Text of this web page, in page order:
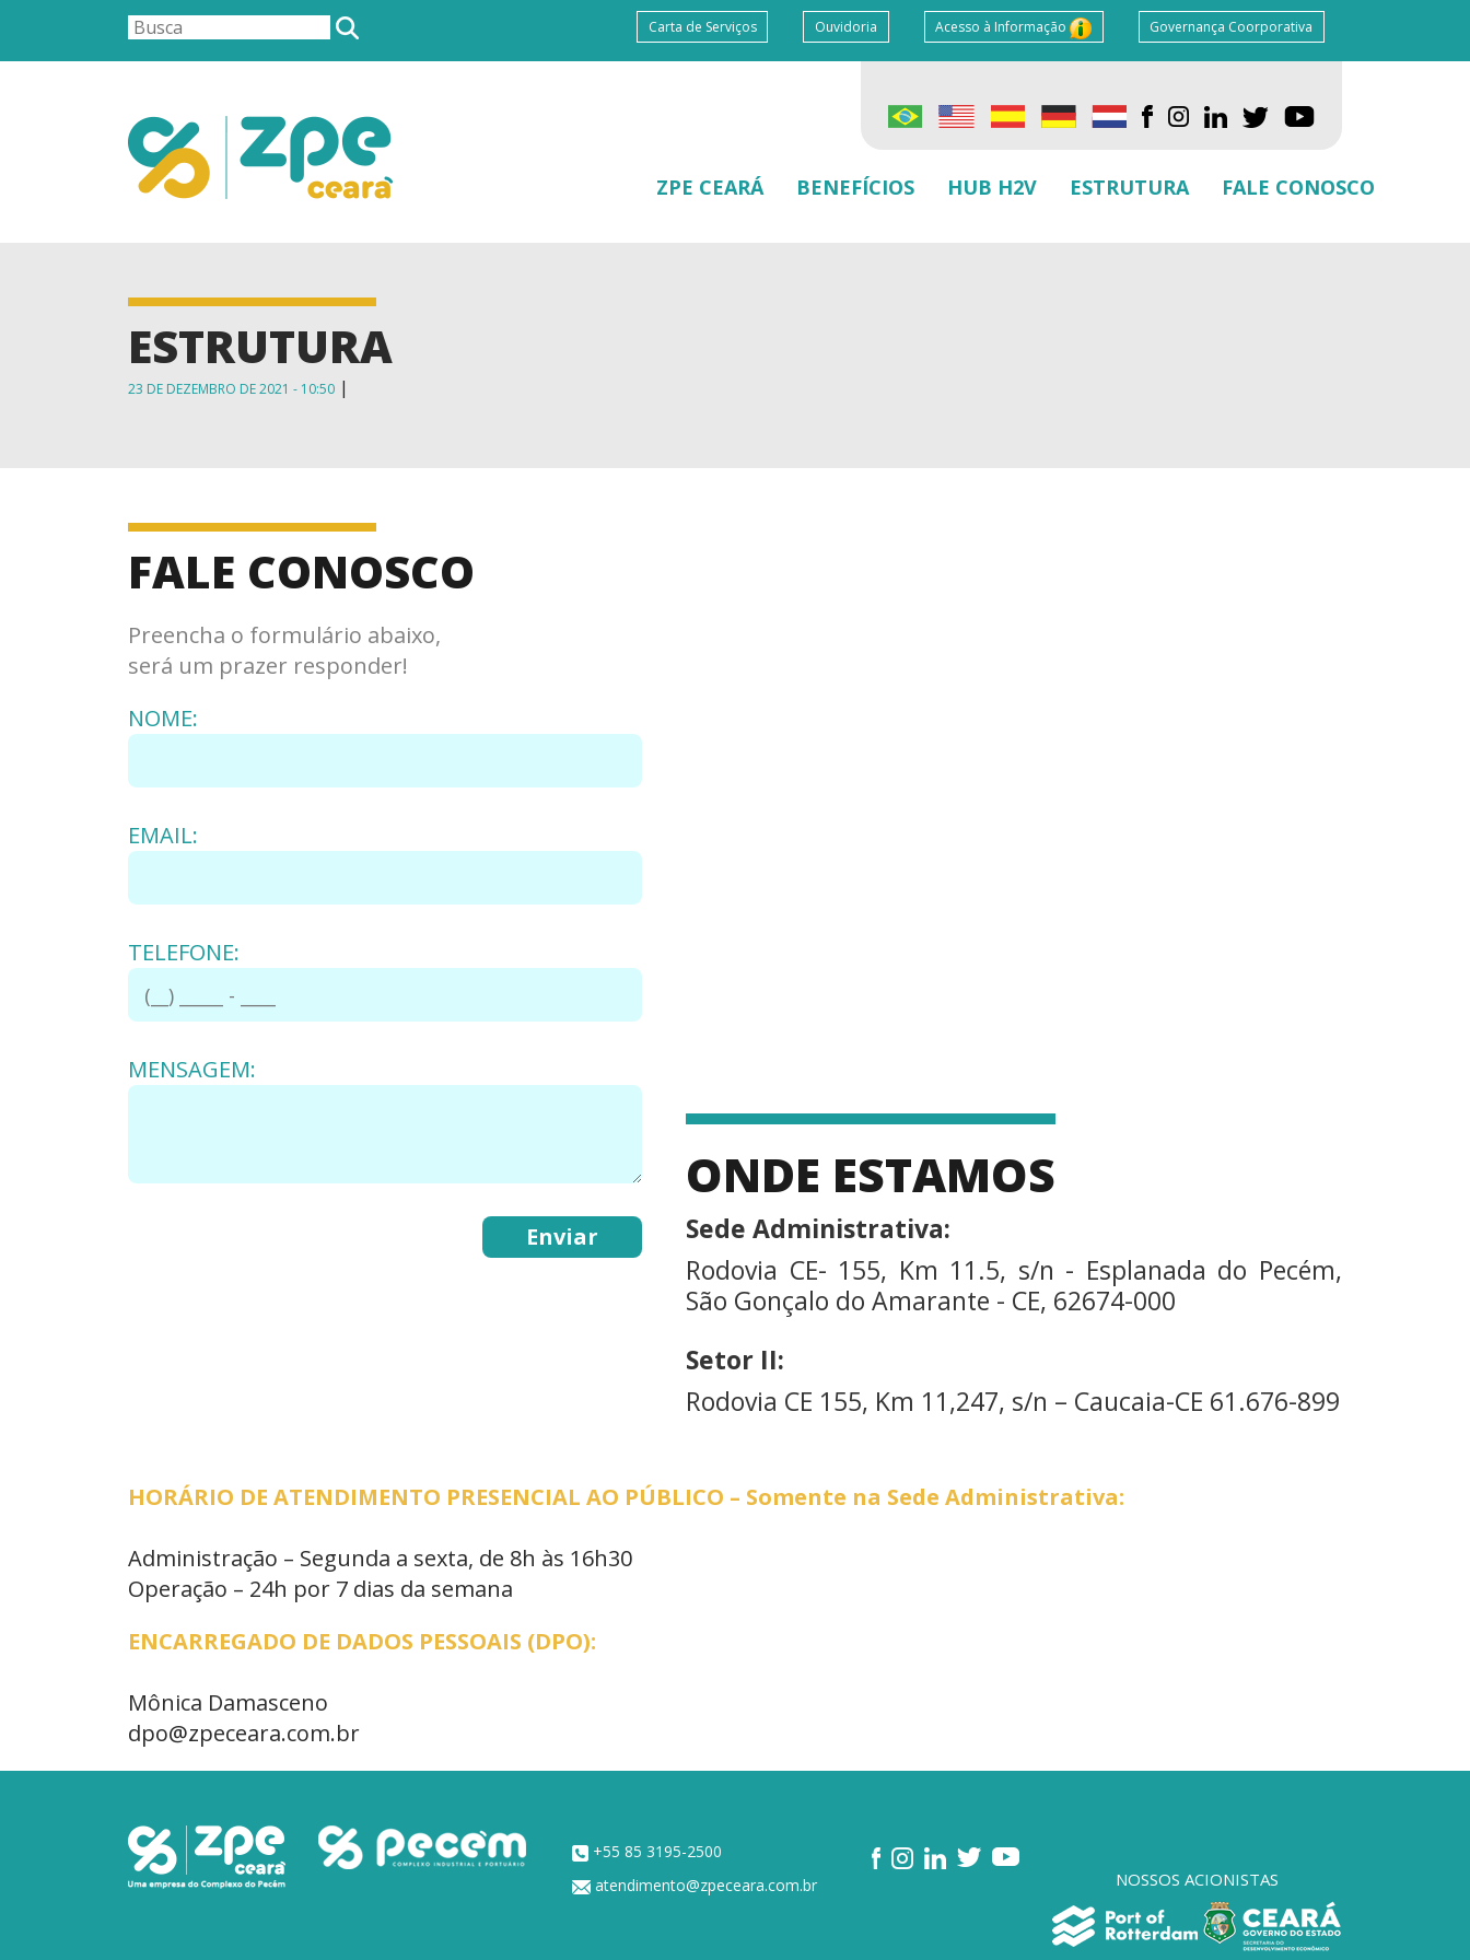
Carta de Serviços Ouvidoria Acesso à Informação Governança Coorporativa
ZPE CEARÁ BENEFÍCIOS HUB H2V ESTRUTURA FALE CONOSCO
ESTRUTURA
23 DE DEZEMBRO DE 2021 - 10:50 |
FALE CONOSCO
Preencha o formulário abaixo,
será um prazer responder!
NOME:
EMAIL:
TELEFONE:
MENSAGEM:
ONDE ESTAMOS
Sede Administrativa:
Rodovia CE- 155, Km 11.5, s/n - Esplanada do Pecém,
São Gonçalo do Amarante - CE, 62674-000
Setor II:
Rodovia CE 155, Km 11,247, s/n – Caucaia-CE 61.676-899
HORÁRIO DE ATENDIMENTO PRESENCIAL AO PÚBLICO – Somente na Sede Administrativa:
Administração – Segunda a sexta, de 8h às 16h30
Operação – 24h por 7 dias da semana
ENCARREGADO DE DADOS PESSOAIS (DPO):
Mônica Damasceno
dpo@zpeceara.com.br
+55 85 3195-2500
atendimento@zpeceara.com.br
NOSSOS ACIONISTAS